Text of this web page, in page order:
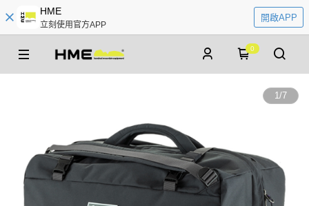
HME
立刻使用官方APP
開啟APP
0
1/7